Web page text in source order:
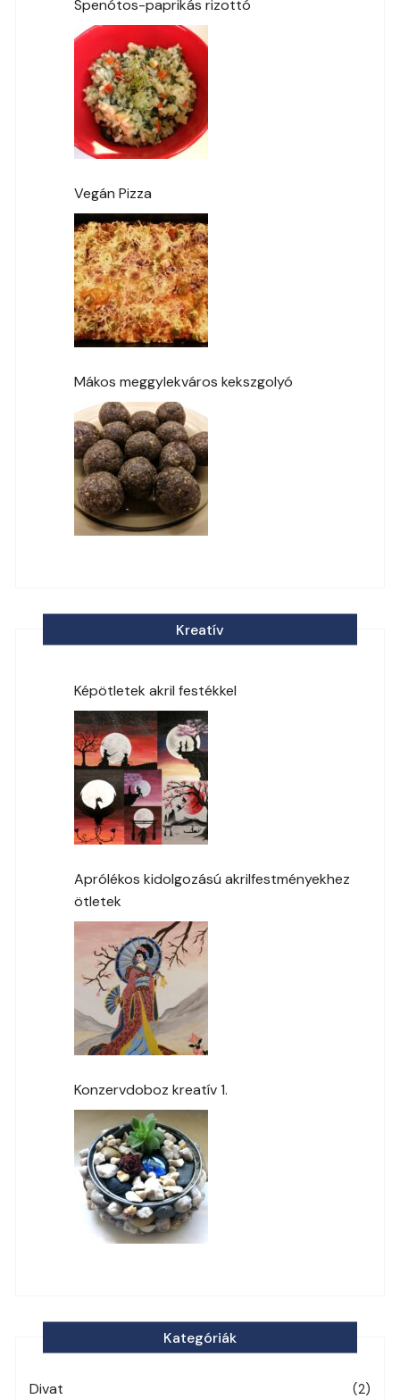
Spenótos-paprikás rizottó
Vegán Pizza
Mákos meggylekváros kekszgolyó
Kreatív
Képötletek akril festékkel
Aprólékos kidolgozású akrilfestményekhez
ötletek
Konzervdoboz kreatív 1.
Kategóriák
Divat (2)